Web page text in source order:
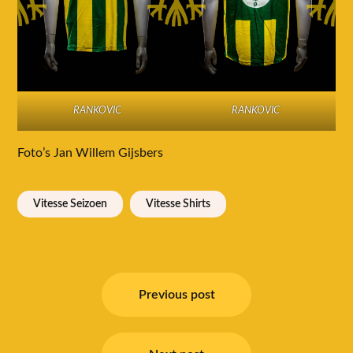
RANKOVIC RANKOVIC
Foto’s Jan Willem Gijsbers
Vitesse Seizoen Vitesse Shirts
Previous post